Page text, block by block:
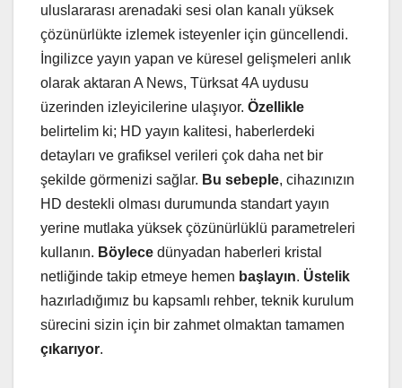
uluslararası arenadaki sesi olan kanalı yüksek
çözünürlükte izlemek isteyenler için güncellendi.
İngilizce yayın yapan ve küresel gelişmeleri anlık
olarak aktaran A News, Türksat 4A uydusu
üzerinden izleyicilerine ulaşıyor. Özellikle
belirtelim ki; HD yayın kalitesi, haberlerdeki
detayları ve grafiksel verileri çok daha net bir
şekilde görmenizi sağlar. Bu sebeple, cihazınızın
HD destekli olması durumunda standart yayın
yerine mutlaka yüksek çözünürlüklü parametreleri
kullanın. Böylece dünyadan haberleri kristal
netliğinde takip etmeye hemen başlayın. Üstelik
hazırladığımız bu kapsamlı rehber, teknik kurulum
sürecini sizin için bir zahmet olmaktan tamamen
çıkarıyor.